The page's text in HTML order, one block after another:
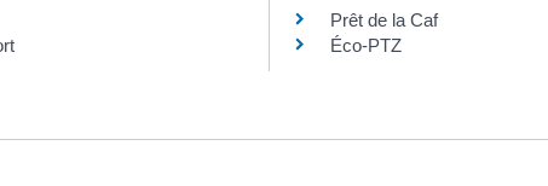
Prêt de la Caf
Éco-PTZ